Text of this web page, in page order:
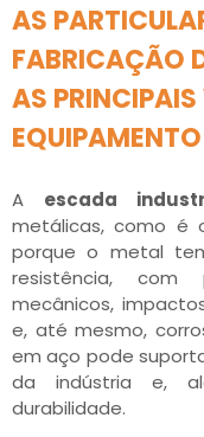
AS
FABRICAÇÃO
AS
EQUIPAMENTO
A escada
metálicas, como é
porque o metal
resistência,
mecânicos,
e, até mesmo,
em aço pode
da indústria e,
durabilidade.